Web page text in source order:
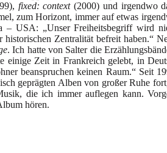
fixed: context(2000) und irgendwo
zum Horizont, immer auf etwas
– USA: „Unser Freiheitsbegriff wird
historischen Zentralität befreit haben.“
. Ich hatte von Salter die
einige Zeit in Frankreich gelebt, in
beanspruchen keinen Raum.“ Seit
geprägten Alben von großer Ruhe
die ich immer auflegen kann.
hören.